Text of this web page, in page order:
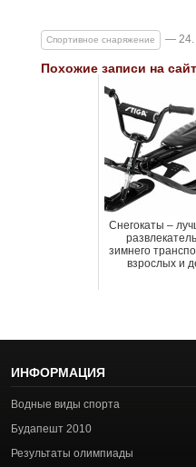
Спортивное снаряжение — 24.
Похожие записи на
Снегокаты –
зимнего
взрослых и
ИНФОРМАЦИЯ
Водные виды спорта
Будапешт 2010
Результаты олимпиады